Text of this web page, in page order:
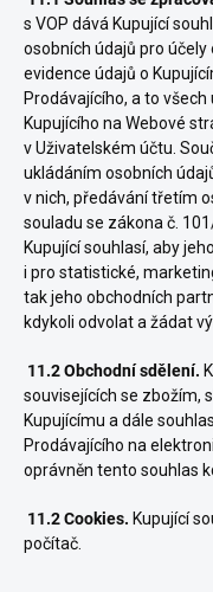
s VOP dává Kupující
osobních údajů pro
evidence údajů o
Prodávajícího, a to
Kupujícího na Webové
v Uživatelském účtu.
ukládáním osobních
v nich, předávání třetím
souladu se zákona č.
Kupující souhlasí, aby
i pro statistické,
tak jeho obchodních
kdykoli odvolat a žádat
11.2 Obchodní sdělení.
souvisejících se zbožím,
Kupujícímu a dále
Prodávajícího na
oprávněn tento souhlas
11.2 Cookies. Kupující
počítač.